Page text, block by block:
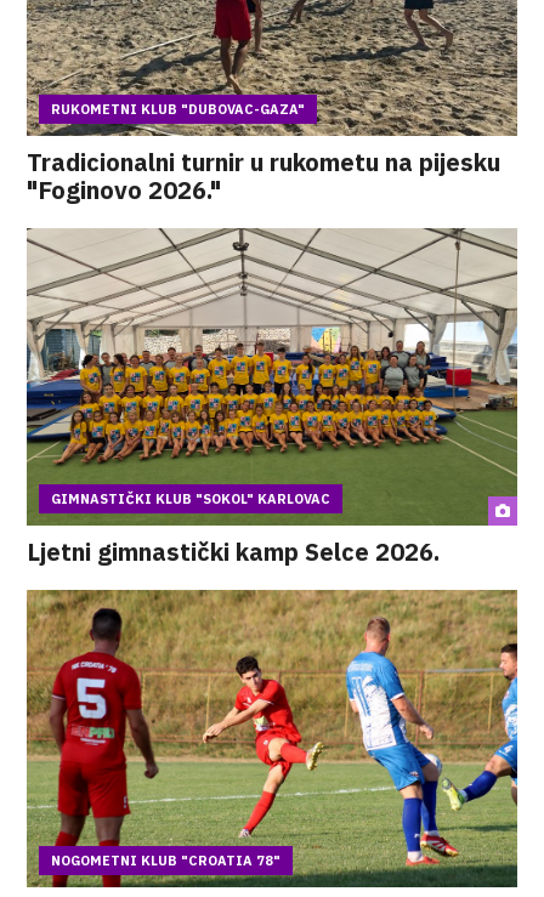
RUKOMETNI KLUB "DUBOVAC-GAZA"
Tradicionalni turnir u rukometu na pijesku
"Foginovo 2026."
GIMNASTIČKI KLUB "SOKOL" KARLOVAC
Ljetni gimnastički kamp Selce 2026.
NOGOMETNI KLUB "CROATIA 78"